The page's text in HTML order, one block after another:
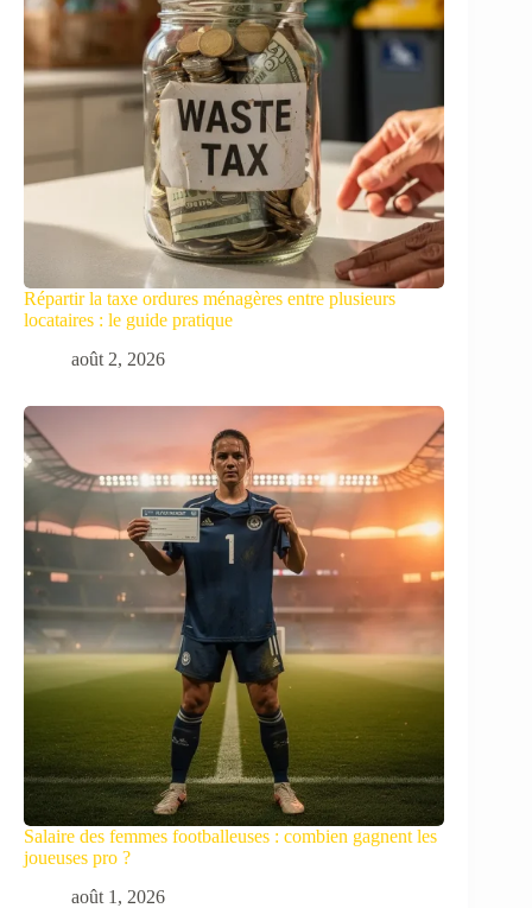
Répartir la taxe ordures ménagères entre plusieurs
locataires : le guide pratique
août 2, 2026
Salaire des femmes footballeuses : combien gagnent les
joueuses pro ?
août 1, 2026